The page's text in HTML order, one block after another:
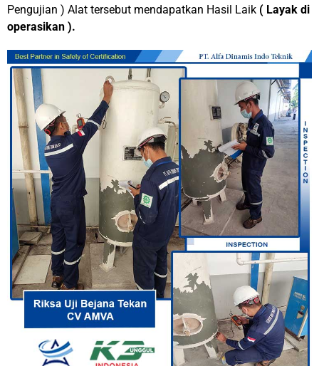
Pengujian ) Alat tersebut mendapatkan Hasil Laik ( Layak di
operasikan ).